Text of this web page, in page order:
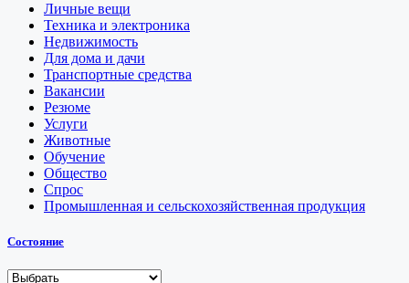
Личные вещи
Техника и электроника
Недвижимость
Для дома и дачи
Транспортные средства
Вакансии
Резюме
Услуги
Животные
Обучение
Общество
Спрос
Промышленная и сельскохозяйственная продукция
Состояние